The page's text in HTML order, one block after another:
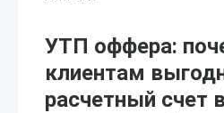
УТП оффера:
клиентам
расчетный счет